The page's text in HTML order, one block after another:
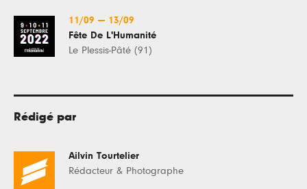
11/09 — 13/09
Fête De L'Humanité
Le Plessis-Pâté (91)
Rédigé par
Ailvin Tourtelier
Rédacteur & Photographe